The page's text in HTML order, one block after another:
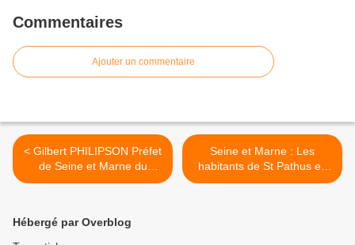
Commentaires
Ajouter un commentaire
< Gilbert PHILIPSON Préfet
de Seine et Marne du
12/7/1967 au12/12/1968
Seine et Marne : Les
habitants de St Pathus en
état de choc après la
Hébergé par Overblog